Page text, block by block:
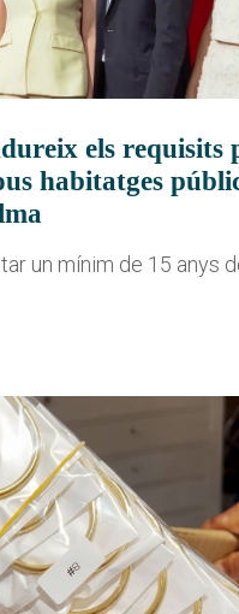
els requisits
habitatges
un mínim de 15 anys